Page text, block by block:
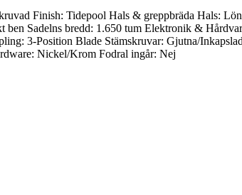
Finish: Tidepool Hals & greppbräda Hals:
Sadelns bredd: 1.650 tum Elektronik &
3-Position Blade Stämskruvar: Gjutna/
Nickel/Krom Fodral ingår: Nej